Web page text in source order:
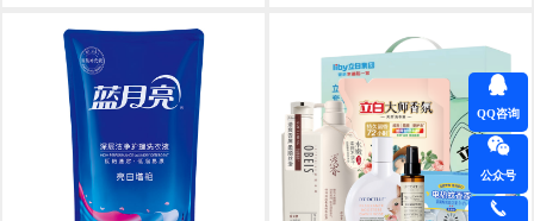
QQ咨询
公众号